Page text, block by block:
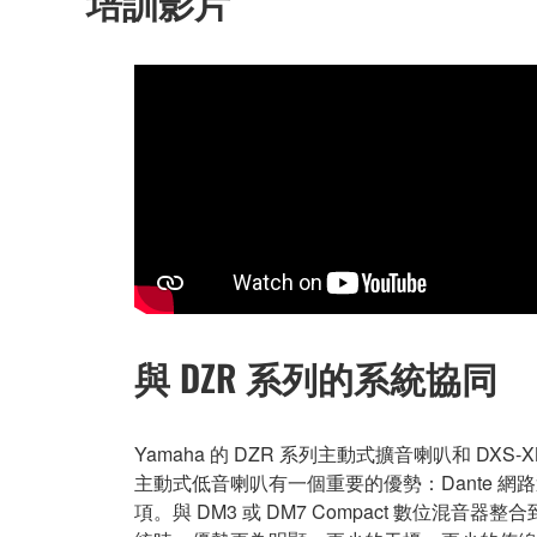
與 DZR 系列的系統協同
Yamaha 的 DZR 系列主動式擴音喇叭和 DXS-
主動式低音喇叭有一個重要的優勢：Dante 網
項。與 DM3 或 DM7 Compact 數位混音器整合